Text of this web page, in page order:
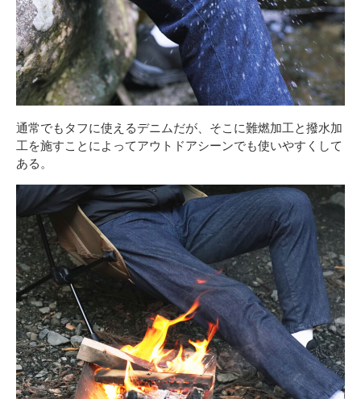
通常でもタフに使えるデニムだが、そこに難燃加工と撥水加
工を施すことによってアウトドアシーンでも使いやすくして
ある。